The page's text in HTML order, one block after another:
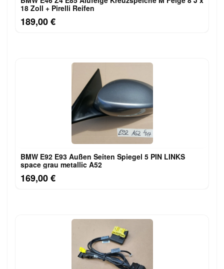
18 Zoll + Pirelli Reifen
189,00 €
BMW E92 E93 Außen Seiten Spiegel 5 PIN LINKS
space grau metallic A52
169,00 €